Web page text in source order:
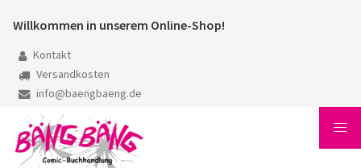
Willkommen in unserem Online-Shop!
Kontakt
Versandkosten
info@baengbaeng.de